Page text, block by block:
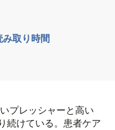
み取り時間
プレッシャーと高い
続けている。患者ケア